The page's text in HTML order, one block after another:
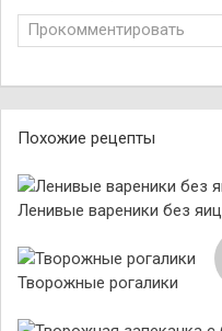
Прокомментировать
Похожие рецепты
Ленивые вареники без яиц
Творожные рогалики